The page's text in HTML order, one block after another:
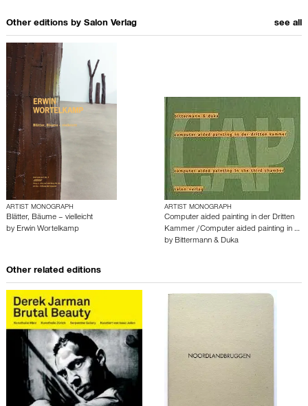
Other editions by Salon Verlag see all
ARTIST MONOGRAPH
Blätter, Bäume – vielleicht
by Erwin Wortelkamp
ARTIST MONOGRAPH
Computer aided painting in der Dritten
Kammer /Computer aided painting in …
by Bittermann & Duka
Other related editions